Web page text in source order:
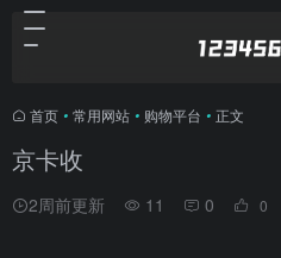
首页 • 常用网站 • 购物平台 • 正文
京卡收
2周前更新 11 0 0